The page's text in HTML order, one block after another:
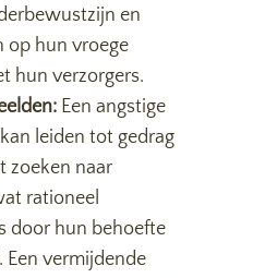
en
op hun vroege
hun verzorgers.
Een angstige
leiden tot gedrag
zoeken naar
rationeel
door hun behoefte
Een vermijdende